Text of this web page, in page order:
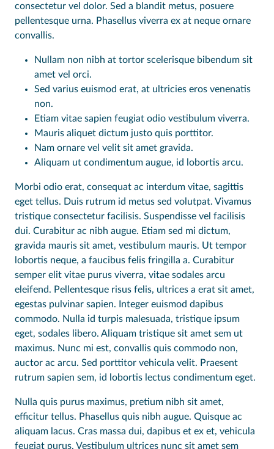
consectetur vel dolor. Sed a blandit metus, posuere
pellentesque urna. Phasellus viverra ex at neque ornare
convallis.
Nullam non nibh at tortor scelerisque bibendum sit
amet vel orci.
Sed varius euismod erat, at ultricies eros venenatis
non.
Etiam vitae sapien feugiat odio vestibulum viverra.
Mauris aliquet dictum justo quis porttitor.
Nam ornare vel velit sit amet gravida.
Aliquam ut condimentum augue, id lobortis arcu.
Morbi odio erat, consequat ac interdum vitae, sagittis
eget tellus. Duis rutrum id metus sed volutpat. Vivamus
tristique consectetur facilisis. Suspendisse vel facilisis
dui. Curabitur ac nibh augue. Etiam sed mi dictum,
gravida mauris sit amet, vestibulum mauris. Ut tempor
lobortis neque, a faucibus felis fringilla a. Curabitur
semper elit vitae purus viverra, vitae sodales arcu
eleifend. Pellentesque risus felis, ultrices a erat sit amet,
egestas pulvinar sapien. Integer euismod dapibus
commodo. Nulla id turpis malesuada, tristique ipsum
eget, sodales libero. Aliquam tristique sit amet sem ut
maximus. Nunc mi est, convallis quis commodo non,
auctor ac arcu. Sed porttitor vehicula velit. Praesent
rutrum sapien sem, id lobortis lectus condimentum eget.
Nulla quis purus maximus, pretium nibh sit amet,
efficitur tellus. Phasellus quis nibh augue. Quisque ac
aliquam lacus. Cras massa dui, dapibus et ex et, vehicula
feugiat purus. Vestibulum ultrices nunc sit amet sem